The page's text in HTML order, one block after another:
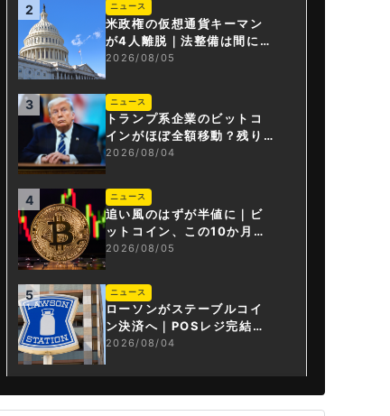
2 ニュース
米政権の仮想通貨キーマン
が4人離脱｜法整備は間に合
うか
2026/08/05
3 ニュース
トランプ系企業のビットコ
インがほぼ全額移動？残り
は3.43BTCか
2026/08/04
4 ニュース
追い風のはずが半値に｜ビ
ットコイン、この10か月で
何が起きたか
2026/08/05
5 ニュース
ローソンがステーブルコイ
ン決済へ｜POSレジ完結は
国内初
2026/08/04